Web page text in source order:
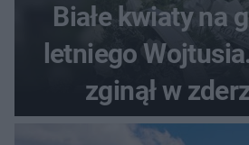
Białe kwiaty na
letniego
zginął w